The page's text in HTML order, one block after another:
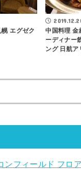
エグゼク
中国料理 金
ーディナー
ング 日航ア
索:
ンフィールド フロ